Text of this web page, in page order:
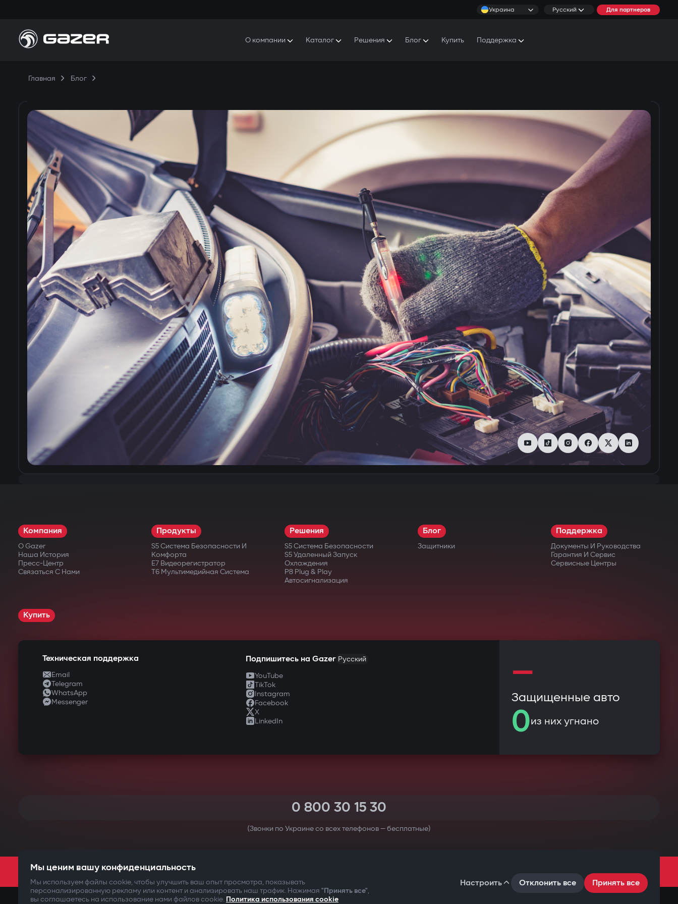
Украина Русский Для партнеров
О компании
Контакты
Каталог Решения Блог Купить Поддержка
Главная Блог
Компания
О Gazer
Наша История
Пресс-Центр
Связаться С Нами
Продукты
S5 Система Безопасности И
Комфорта
E7 Видеорегистратор
T6 Мультимедийная Система
Решения
S5 Система Безопасности
S5 Удаленный Запуск
Охлаждения
P8 Plug & Play
Автосигнализация
Блог
Защитники
Поддержка
Документы И Руководства
Гарантия И Сервис
Сервисные Центры
Купить
Техническая поддержка
Email
Telegram
WhatsApp
Messenger
Подпишитесь на Gazer Русский
YouTube
TikTok
Instagram
Facebook
X
LinkedIn
—
Защищенные авто
0из них угнано
0 800 30 15 30
(Звонки по Украине со всех телефонов — бесплатные)
ТВОЯ БЕЗОПАСНОСТЬ ПРЕЖДЕ ВСЕГО
©2009-2026Gazer Limited (UK) All rights reserved
Мы ценим вашу конфиденциальность
Мы используем файлы cookie, чтобы улучшить ваш опыт просмотра, показывать
персонализированную рекламу или контент и анализировать наш трафик. Нажимая "Принять все",
вы соглашаетесь на использование нами файлов cookie. Политика использования cookie
Настроить Отклонить все Принять все